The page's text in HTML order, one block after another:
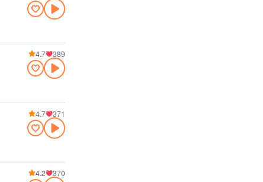
4.7 389
4.7 371
4.2 370